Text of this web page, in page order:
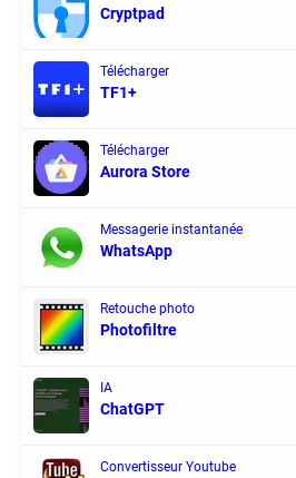
Cryptpad
Télécharger
TF1+
Télécharger
Aurora Store
Messagerie instantanée
WhatsApp
Retouche photo
Photofiltre
IA
ChatGPT
Convertisseur Youtube